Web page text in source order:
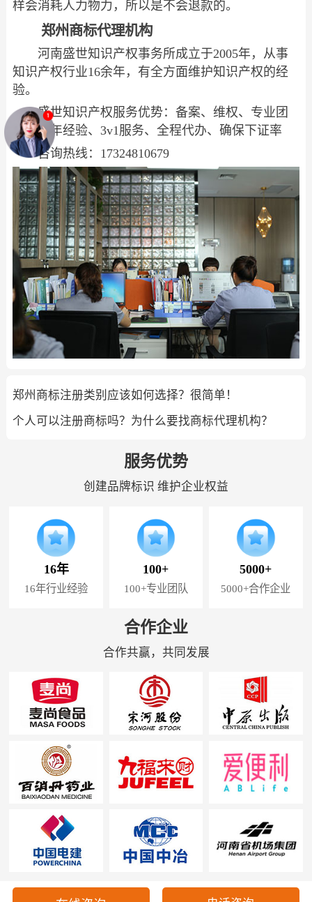
样会消耗人力物力，所以是不会退款的。
郑州商标代理机构
河南盛世知识产权事务所成立于2005年，从事
知识产权行业16余年，有全方面维护知识产权的经
验。
盛世知识产权服务优势：备案、维权、专业团
队、多年经验、3v1服务、全程代办、确保下证率
咨询热线：17324810679
郑州商标注册类别应该如何选择？很简单！
个人可以注册商标吗？为什么要找商标代理机构？
服务优势
创建品牌标识 维护企业权益
16年
16年行业经验
100+
100+专业团队
5000+
5000+合作企业
合作企业
合作共赢，共同发展